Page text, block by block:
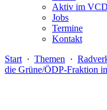
Aktiv im VCD
Jobs
Termine
Kontakt
Start · Themen ·
die Grüne/ÖDP-Fraktion